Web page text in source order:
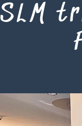
SLM